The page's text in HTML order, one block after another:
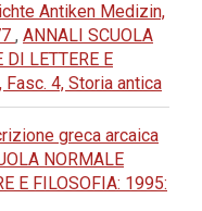
Antiken Medizin,
, ANNALI SCUOLA
DI LETTERE E
Fasc. 4, Storia antica
greca arcaica
NORMALE
E FILOSOFIA: 1995: